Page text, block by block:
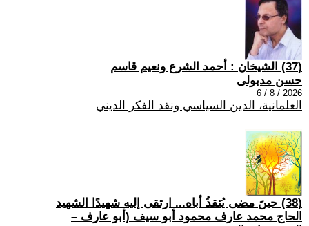
(37) الشيخان : أحمد الشرع ونعيم قاسم
حسن مدبولى
2026 / 8 / 6
العلمانية، الدين السياسي ونقد الفكر الديني
(38) حينَ مضى يُنقذُ أباه... ارتقى إليه شهيدًا الشهيد
الحاج محمد عارف محمود أبو سيف (أبو عارف –